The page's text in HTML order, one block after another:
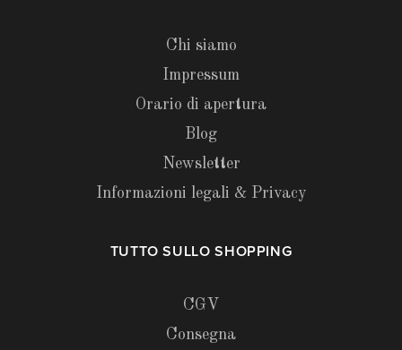
Chi siamo
Impressum
Orario di apertura
Blog
Newsletter
Informazioni legali & Privacy
TUTTO SULLO SHOPPING
CGV
Consegna